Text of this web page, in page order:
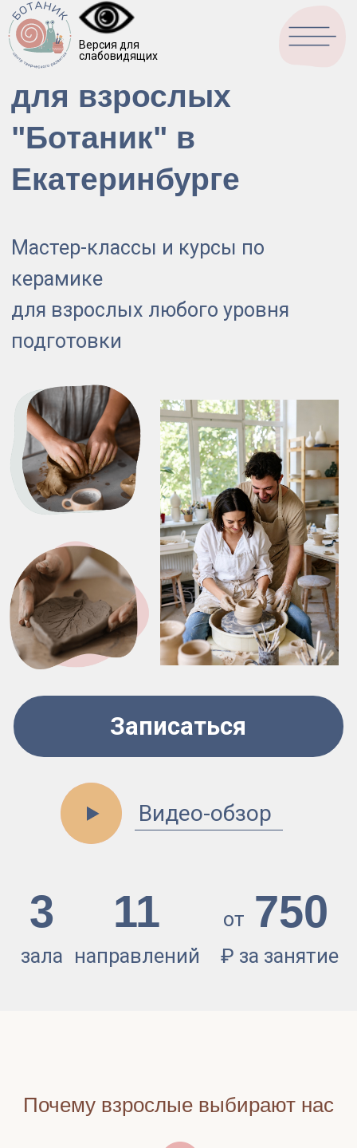
Версия для
слабовидящих
Школа керамики
для взрослых
"Ботаник" в
Екатеринбурге
Мастер-классы и курсы по
подготовки
Записаться
11 750
3
Видео-обзор
от
Почему взрослые выбирают нас